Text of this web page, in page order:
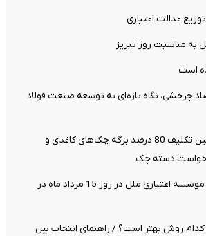
عدالت اعتباری
به مناسبت روز تبریز
است
چرخشی، نگاه تازه‌ای به توسعه صنعت فولاد
محاسبه جداگانه تعیین تکلیف 80 درصد برگه چک‌های کاغذی و
دسته چک
اسامی شعب کشیک موسسه اعتباری ملل در روز 15 مرداد ماه در
کدام روش بهتر است؟ / راهنمای انتخاب بین